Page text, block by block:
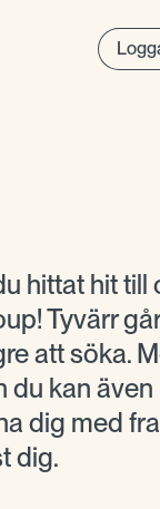
hittat hit till
Tyvärr
att söka.
kan
dig med
dig.